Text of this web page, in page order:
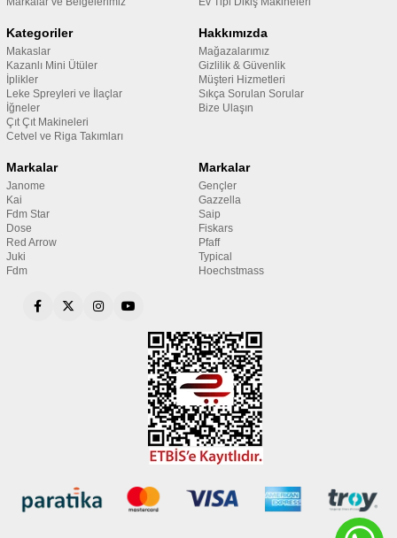
Kategoriler
Makaslar
Kazanlı Mini Ütüler
İplikler
Leke Spreyleri ve İlaçlar
İğneler
Çıt Çıt Makineleri
Cetvel ve Riga Takımları
Hakkımızda
Mağazalarımız
Gizlilik & Güvenlik
Müşteri Hizmetleri
Sıkça Sorulan Sorular
Bize Ulaşın
Markalar
Janome
Kai
Fdm Star
Dose
Red Arrow
Juki
Fdm
Markalar
Gençler
Gazzella
Saip
Fiskars
Pfaff
Typical
Hoechstmass